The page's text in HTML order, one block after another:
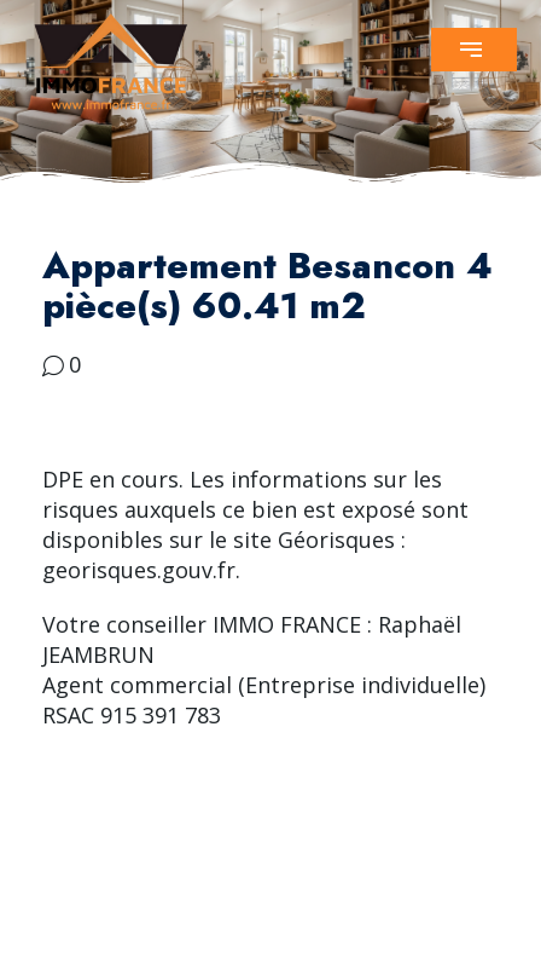
Appartement Besancon 4
pièce(s) 60.41 m2
0
DPE en cours. Les informations sur les
risques auxquels ce bien est exposé sont
disponibles sur le site Géorisques :
georisques.gouv.fr.
Votre conseiller IMMO FRANCE : Raphaël
JEAMBRUN
Agent commercial (Entreprise individuelle)
RSAC 915 391 783